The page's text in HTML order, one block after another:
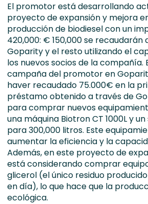
El promotor está desarrollando
proyecto de expansión y mejora
producción de biodiesel con un
420,000: € 150,000 se recaudarán
Goparity y el resto utilizando el
los nuevos socios de la compañía.
campaña del promotor en
haver recaudado 75.000€ en la
préstamo obtenido a través de
para comprar nuevos
una máquina Biotron CT 1000L y
para 300,000 litros. Este
aumentar la eficiencia y la
Además, en este proyecto de
está considerando comprar
glicerol (el único residuo
en día), lo que hace que la
ecológica.